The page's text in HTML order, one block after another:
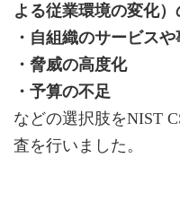
よる従業環境の変化
・自組織のサービス
・脅威の高度化
・予算の不足
などの選択肢をNIST
査を行いました。